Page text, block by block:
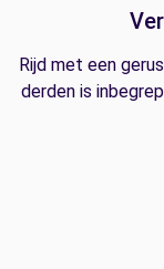
Rijd met een
derden is